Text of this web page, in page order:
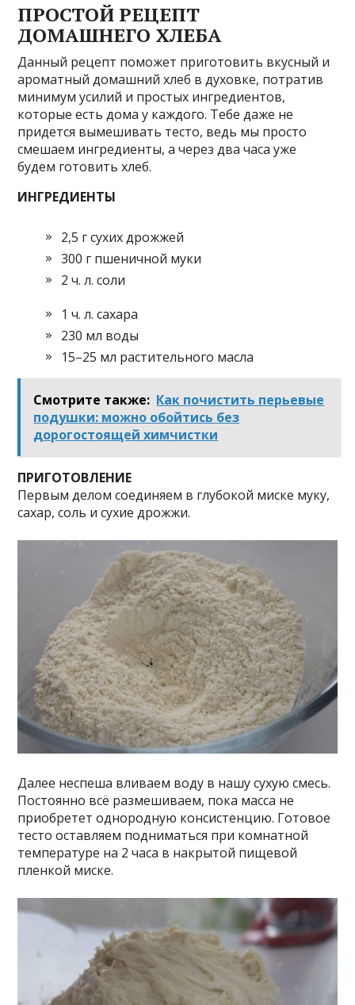
ПРОСТОЙ РЕЦЕПТ
ДОМАШНЕГО ХЛЕБА
Данный рецепт поможет приготовить вкусный и
ароматный домашний хлеб в духовке, потратив
минимум усилий и простых ингредиентов,
которые есть дома у каждого. Тебе даже не
придется вымешивать тесто, ведь мы просто
смешаем ингредиенты, а через два часа уже
будем готовить хлеб.
ИНГРЕДИЕНТЫ
2,5 г сухих дрожжей
300 г пшеничной муки
2 ч. л. соли
1 ч. л. сахара
230 мл воды
15–25 мл растительного масла
Смотрите также: Как почистить перьевые
подушки: можно обойтись без
дорогостоящей химчистки
ПРИГОТОВЛЕНИЕ
Первым делом соединяем в глубокой миске муку,
сахар, соль и сухие дрожжи.
Далее неспеша вливаем воду в нашу сухую смесь.
Постоянно всё размешиваем, пока масса не
приобретет однородную консистенцию. Готовое
тесто оставляем подниматься при комнатной
температуре на 2 часа в накрытой пищевой
пленкой миске.